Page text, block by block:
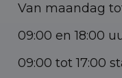
Van maandag
09:00 en 18:00
09:00 tot 17:00